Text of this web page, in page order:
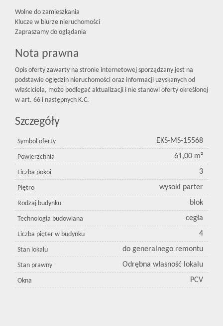
Wolne do zamieszkania
Klucze w biurze nieruchomości
Zapraszamy do oglądania
Nota prawna
Opis oferty zawarty na stronie internetowej sporządzany jest na
podstawie oględzin nieruchomości oraz informacji uzyskanych od
właściciela, może podlegać aktualizacji i nie stanowi oferty określonej
w art. 66 i następnych K.C.
Szczegóły
Symbol oferty EKS-MS-15568
Powierzchnia 61,00 m²
Liczba pokoi 3
Piętro wysoki parter
Rodzaj budynku blok
Technologia budowlana cegła
Liczba pięter w budynku 4
Stan lokalu do generalnego remontu
Stan prawny Odrębna własność lokalu
Okna PCV